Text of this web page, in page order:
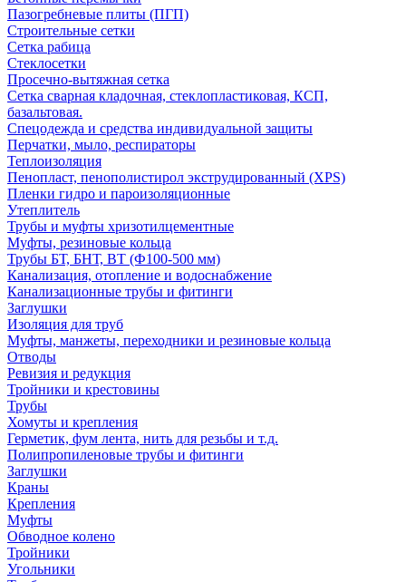
Пазогребневые плиты (ПГП)
Строительные сетки
Сетка рабица
Стеклосетки
Просечно-вытяжная сетка
Сетка сварная кладочная, стеклопластиковая, КСП,
базальтовая.
Спецодежда и средства индивидуальной защиты
Перчатки, мыло, респираторы
Теплоизоляция
Пенопласт, пенополистирол экструдированный (XPS)
Пленки гидро и пароизоляционные
Утеплитель
Трубы и муфты хризотилцементные
Муфты, резиновые кольца
Трубы БТ, БНТ, ВТ (Ф100-500 мм)
Канализация, отопление и водоснабжение
Канализационные трубы и фитинги
Заглушки
Изоляция для труб
Муфты, манжеты, переходники и резиновые кольца
Отводы
Ревизия и редукция
Тройники и крестовины
Трубы
Хомуты и крепления
Герметик, фум лента, нить для резьбы и т.д.
Полипропиленовые трубы и фитинги
Заглушки
Краны
Крепления
Муфты
Обводное колено
Тройники
Угольники